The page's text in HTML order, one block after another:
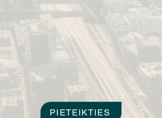
PIETEIKTIES